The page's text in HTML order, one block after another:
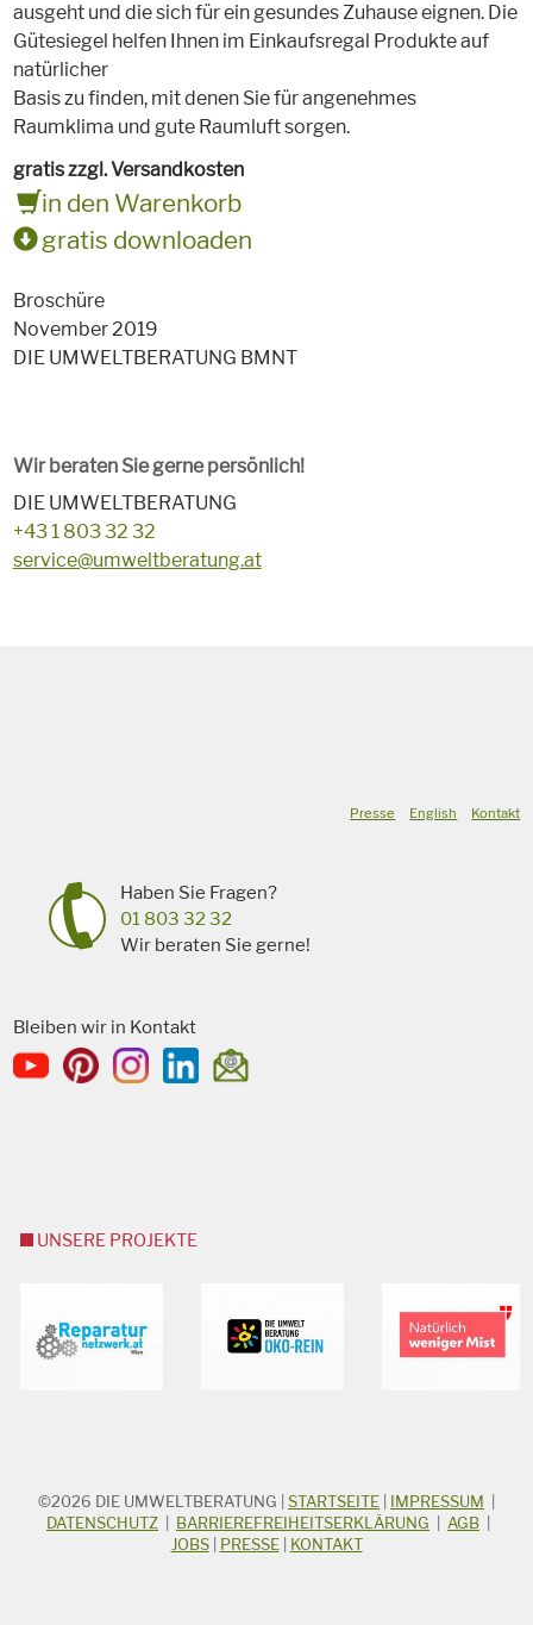
ausgeht und die sich für ein gesundes Zuhause eignen. Die
Gütesiegel helfen Ihnen im Einkaufsregal Produkte auf
natürlicher
Basis zu finden, mit denen Sie für angenehmes
Raumklima und gute Raumluft sorgen.
gratis zzgl. Versandkosten
in den Warenkorb
gratis downloaden
Broschüre
November 2019
DIE UMWELTBERATUNG BMNT
Wir beraten Sie gerne persönlich!
DIE UMWELTBERATUNG
+43 1 803 32 32
service@umweltberatung.at
Presse English Kontakt
Haben Sie Fragen?
01 803 32 32
Wir beraten Sie gerne!
Bleiben wir in Kontakt
UNSERE PROJEKTE
STICHWORTSUCHE
Suchbegriff
©2026 DIE UMWELTBERATUNG STARTSEITE IMPRESSUM
DATENSCHUTZ
BARRIEREFREIHEITSERKLÄRUNG AGB
JOBS| PRESSE| KONTAKT